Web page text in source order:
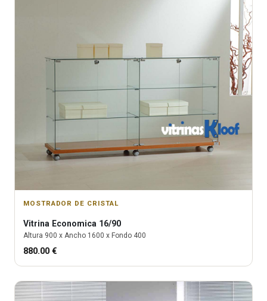
MOSTRADOR DE CRISTAL
Vitrina Economica 16/90
Altura 900 x Ancho 1600 x Fondo 400
880.00 €